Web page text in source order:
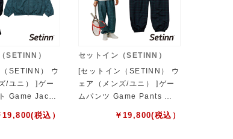
SETINN）
SETINN） ウ
/ユニ） ]ゲー
Game Jacke
ス 26S-001
19,800(税込）
セットイン（SETINN）
[セットイン（SETINN） ウ
ェア（メンズ/ユニ） ]ゲー
ムパンツ Game Pants ユ
￥ 19,800(税込）